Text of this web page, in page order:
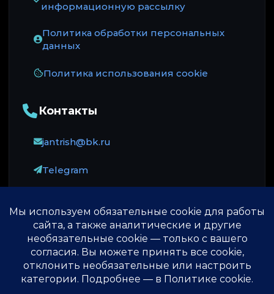
информационную рассылку
Политика обработки персональных
данных
Политика использования cookie
Контакты
jantrish@bk.ru
Telegram
Оплата принимается через ЮKassa: карты
российских банков, МИР и СБП.
© 2013-2026 ♾️Источник безсмертия